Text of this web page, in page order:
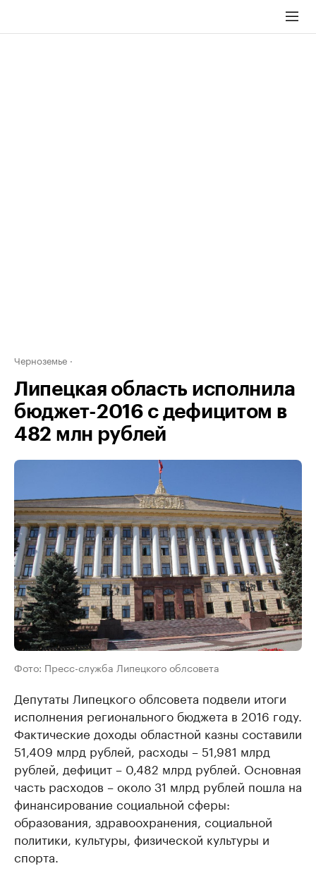
Черноземье
Липецкая область исполнила
бюджет-2016 с дефицитом в
482 млн рублей
Фото: Пресс-служба Липецкого облсовета
Депутаты Липецкого облсовета подвели итоги
исполнения регионального бюджета в 2016 году.
Фактические доходы областной казны составили
51,409 млрд рублей, расходы – 51,981 млрд
рублей, дефицит – 0,482 млрд рублей. Основная
часть расходов – около 31 млрд рублей пошла на
финансирование социальной сферы:
образования, здравоохранения, социальной
политики, культуры, физической культуры и
спорта.